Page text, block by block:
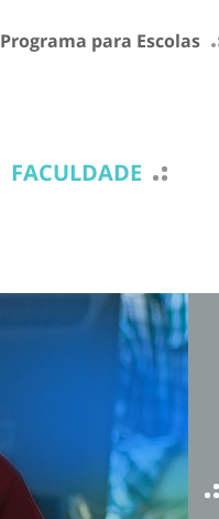
Programa para Escolas
FACULDADE